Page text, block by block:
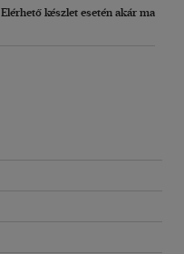
Elérhető készlet esetén akár ma